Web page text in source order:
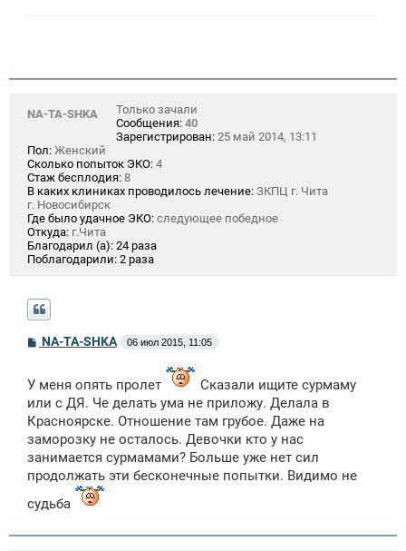
NA-TA-SHKA
Только зачали
Сообщения: 40
Зарегистрирован: 25 май 2014, 13:11
Пол: Женский
Сколько попыток ЭКО: 4
Стаж бесплодия: 8
В каких клиниках проводилось лечение: ЗКПЦ г. Чита
г. Новосибирск
Где было удачное ЭКО: следующее победное
Откуда: г.Чита
Благодарил (а): 24 раза
Поблагодарили: 2 раза
С
о
щ
е
и
е
NA-TA-SHKA 06 июл 2015, 11:05
У меня опять пролет
Сказали ищите сурмаму
или с ДЯ. Че делать ума не приложу. Делала в
Красноярске. Отношение там грубое. Даже на
заморозку не осталось. Девочки кто у нас
занимается сурмамами? Больше уже нет сил
продолжать эти бесконечные попытки. Видимо не
судьба